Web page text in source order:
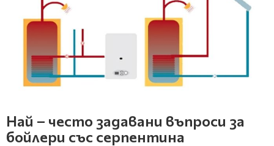
Най – често задавани въпроси за
бойлери със серпентина